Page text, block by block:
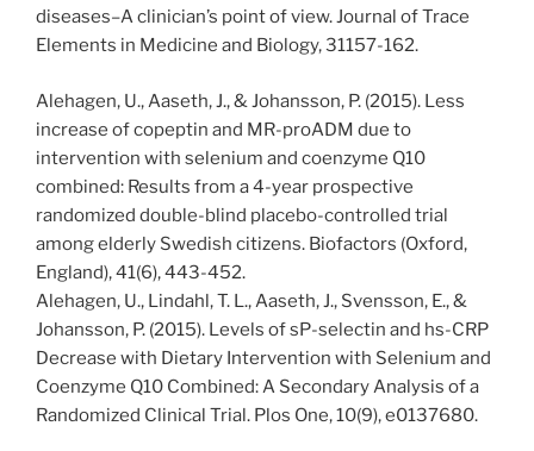
diseases–A clinician’s point of view. Journal of Trace
Elements in Medicine and Biology, 31157-162.
Alehagen, U., Aaseth, J., & Johansson, P. (2015). Less
increase of copeptin and MR-proADM due to
intervention with selenium and coenzyme Q10
combined: Results from a 4-year prospective
randomized double-blind placebo-controlled trial
among elderly Swedish citizens. Biofactors (Oxford,
England), 41(6), 443-452.
Alehagen, U., Lindahl, T. L., Aaseth, J., Svensson, E., &
Johansson, P. (2015). Levels of sP-selectin and hs-CRP
Decrease with Dietary Intervention with Selenium and
Coenzyme Q10 Combined: A Secondary Analysis of a
Randomized Clinical Trial. Plos One, 10(9), e0137680.